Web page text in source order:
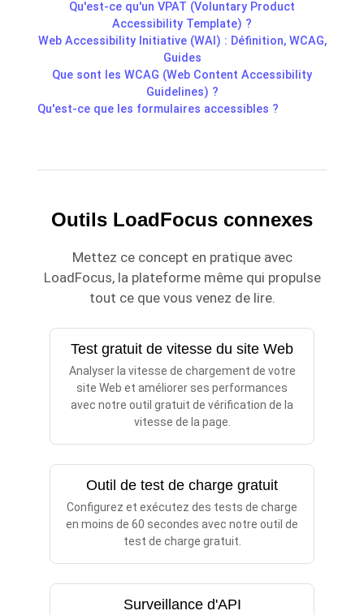
Qu'est-ce qu'un VPAT (Voluntary Product
Accessibility Template) ?
Web Accessibility Initiative (WAI) : Définition, WCAG,
Guides
Que sont les WCAG (Web Content Accessibility
Guidelines) ?
Qu'est-ce que les formulaires accessibles ?
Outils LoadFocus connexes
Mettez ce concept en pratique avec
LoadFocus, la plateforme même qui propulse
tout ce que vous venez de lire.
Test gratuit de vitesse du site Web
Analyser la vitesse de chargement de votre
site Web et améliorer ses performances
avec notre outil gratuit de vérification de la
vitesse de la page.
Outil de test de charge gratuit
Configurez et exécutez des tests de charge
en moins de 60 secondes avec notre outil de
test de charge gratuit.
Surveillance d'API